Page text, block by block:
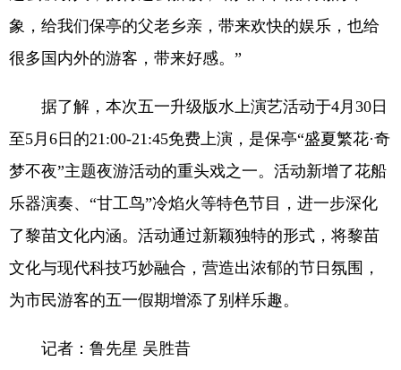
象，给我们保亭的父老乡亲，带来欢快的娱乐，也给
很多国内外的游客，带来好感。”
据了解，本次五一升级版水上演艺活动于4月30日
至5月6日的21:00-21:45免费上演，是保亭“盛夏繁花·奇
梦不夜”主题夜游活动的重头戏之一。活动新增了花船
乐器演奏、“甘工鸟”冷焰火等特色节目，进一步深化
了黎苗文化内涵。活动通过新颖独特的形式，将黎苗
文化与现代科技巧妙融合，营造出浓郁的节日氛围，
为市民游客的五一假期增添了别样乐趣。
记者：鲁先星 吴胜昔